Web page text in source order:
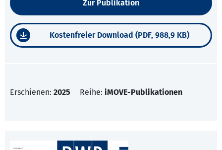
Zur Publikation
Kostenfreier Download (PDF, 988,9 KB)
Erschienen: 2025 Reihe: iMOVE-Publikationen